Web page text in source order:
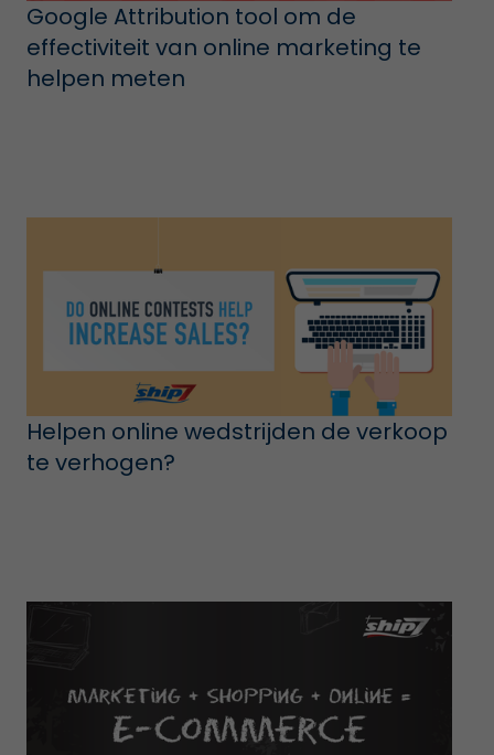
Google Attribution tool om de
effectiviteit van online marketing te
helpen meten
Helpen online wedstrijden de verkoop
te verhogen?